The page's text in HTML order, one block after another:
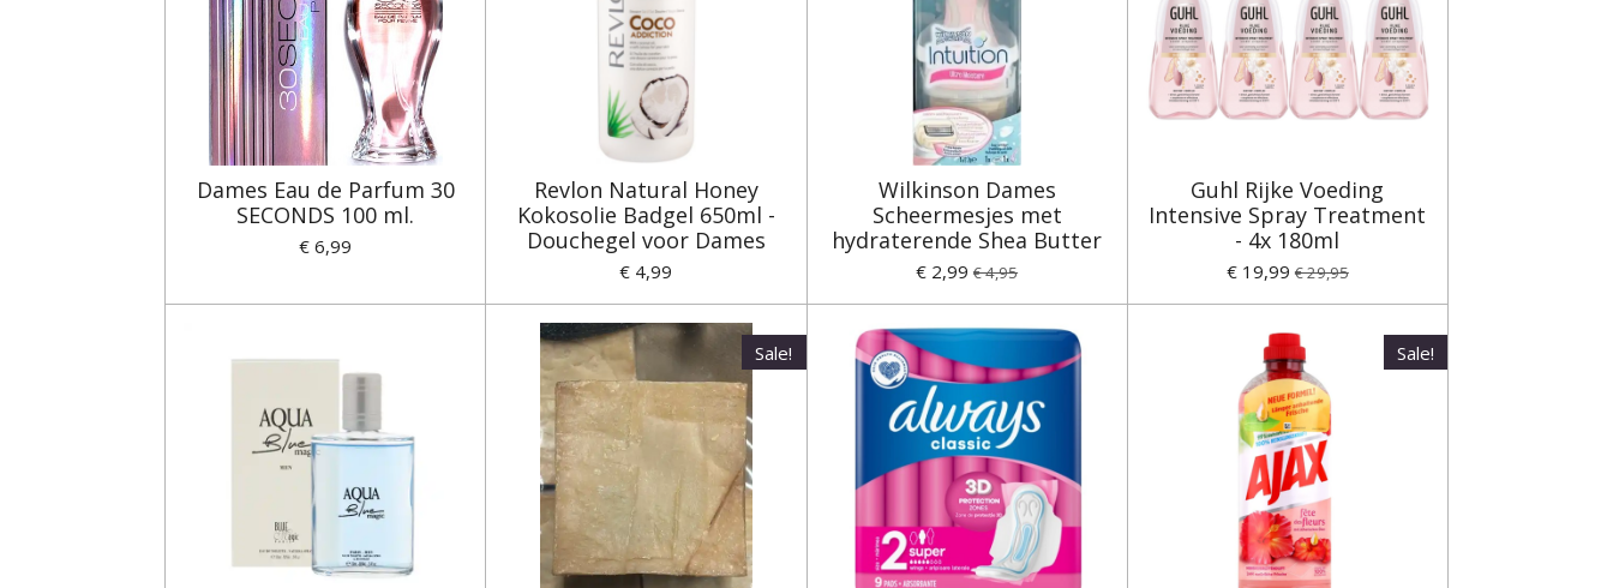
Dames Eau de Parfum 30
SECONDS 100 ml.
€ 6,99
Revlon Natural Honey
Kokosolie Badgel 650ml -
Douchegel voor Dames
€ 4,99
Wilkinson Dames
Scheermesjes met
hydraterende Shea Butter
€ 2,99 € 4,95
Guhl Rijke Voeding
Intensive Spray Treatment
- 4x 180ml
€ 19,99 € 29,95
Sale! Sale!